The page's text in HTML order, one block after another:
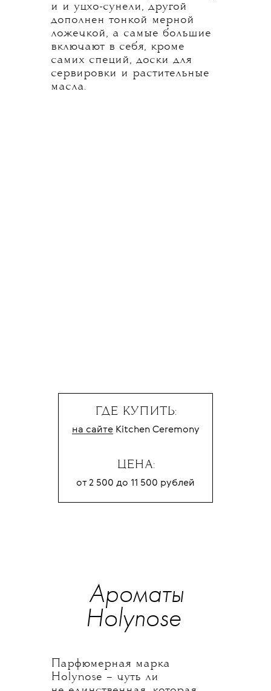
и и уцхо-сунели, другой
дополнен тонкой мерной
ложечкой, а самые большие
включают в себя, кроме
самих специй, доски для
сервировки и растительные
масла.
ГДЕ КУПИТЬ:
на сайтеKitchen Ceremony
ЦЕНА:
от 2 500 до 11 500 рублей
Ароматы
Holynose
Парфюмерная марка
Holynose – чуть ли